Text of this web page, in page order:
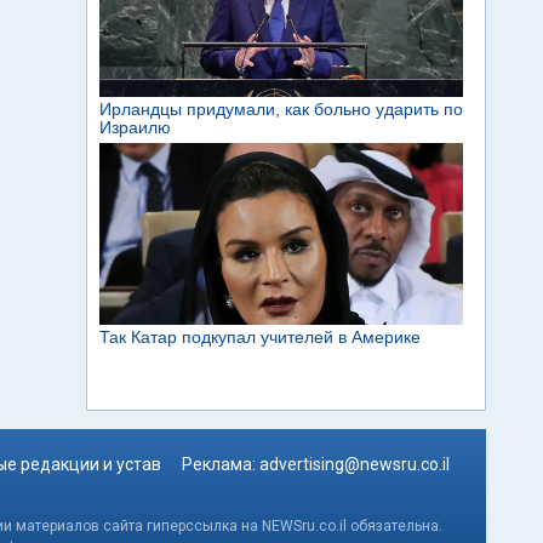
редакции и устав Реклама: advertising@newsru.co.il
сайта гиперссылка на NEWSru.co.il обязательна.